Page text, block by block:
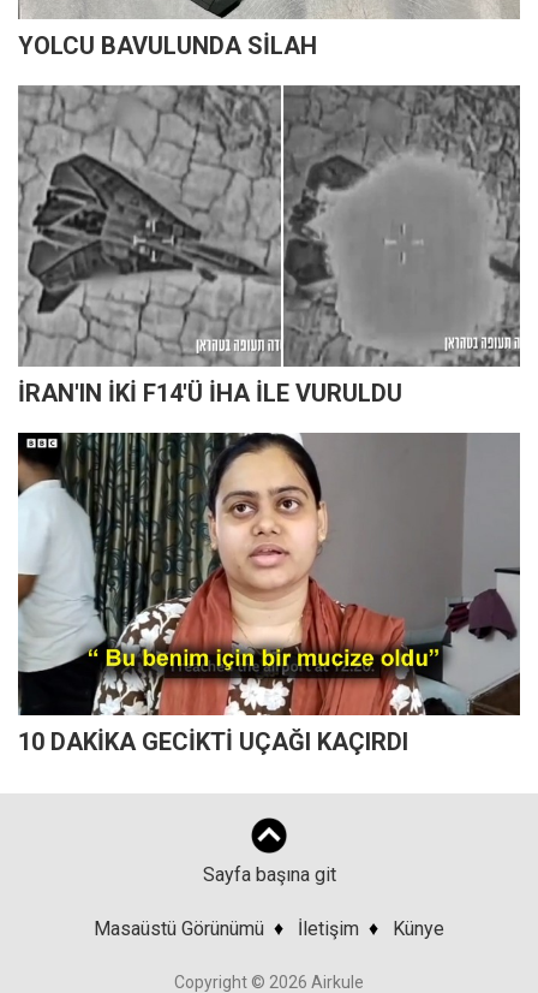
YOLCU BAVULUNDA SİLAH
İRAN'IN İKİ F14'Ü İHA İLE VURULDU
10 DAKİKA GECİKTİ UÇAĞI KAÇIRDI
Sayfa başına git
Masaüstü Görünümü ♦ İletişim ♦ Künye
Copyright © 2026 Airkule